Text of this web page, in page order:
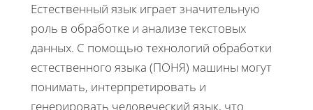
Естественный язык играет значительную
роль в обработке и анализе текстовых
данных. С помощью технологий обработки
естественного языка (ПОНЯ) машины могут
понимать, интерпретировать и
генерировать человеческий язык, что